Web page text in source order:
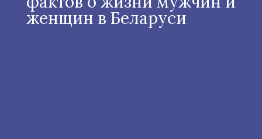
женщин в Беларуси